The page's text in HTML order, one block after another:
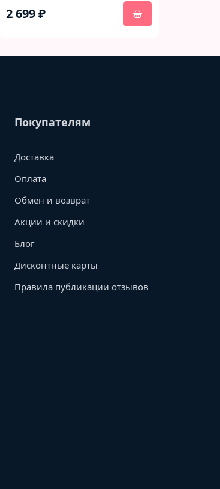
2 699 ₽
Покупателям
Доставка
Оплата
Обмен и возврат
Акции и скидки
Блог
Дисконтные карты
Правила публикации отзывов